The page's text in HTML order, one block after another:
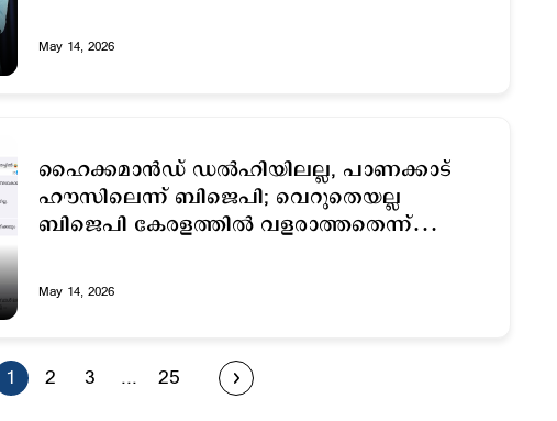
May 14, 2026
ഹൈക്കമാൻഡ് ഡൽഹിയിലല്ല, പാണക്കാട്
ഹൗസിലെന്ന് ബിജെപി; വെറുതെയല്ല
ബിജെപി കേരളത്തിൽ വളരാത്തതെന്ന്
May 14, 2026
1 2 3 ... 25